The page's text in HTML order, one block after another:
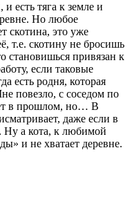
есть тяга к земле и
Но любое
скотина, это уже
т.е. скотину не бросишь
становишься привязан к
если таковые
есть родня, которая
повезло, с соседом по
в прошлом, но… В
даже если в
Ну а кота, к любимой
и не хватает деревне.